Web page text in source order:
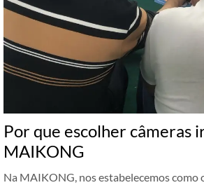
Por que escolher câmeras
MAIKONG
Na MAIKONG, nos estabelecemos